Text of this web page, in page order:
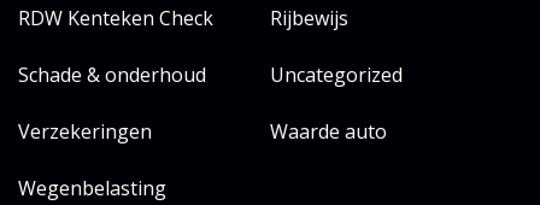
RDW Kenteken Check Rijbewijs
Schade & onderhoud Uncategorized
Verzekeringen Waarde auto
Wegenbelasting